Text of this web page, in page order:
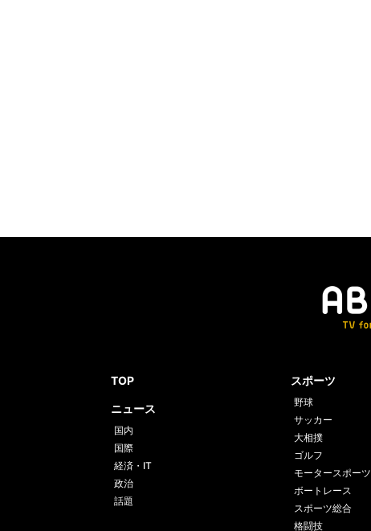
TOP
ニュース
国内
国際
経済・IT
政治
話題
スポーツ
野球
サッカー
大相撲
ゴルフ
モータースポーツ
ボートレース
スポーツ総合
格闘技